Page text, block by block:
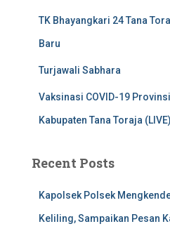
TK Bhayangkari 24 Tana
Baru
Turjawali Sabhara
Vaksinasi COVID-19
Kabupaten Tana Toraja (LIVE)
Recent Posts
Kapolsek Polsek
Keliling, Sampaikan Pesan